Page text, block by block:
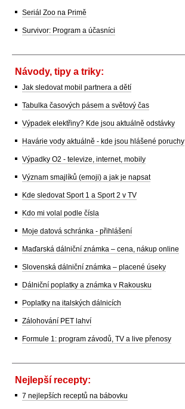
Seriál Zoo na Primě
Survivor: Program a účasníci
Návody, tipy a triky:
Jak sledovat mobil partnera a dětí
Tabulka časových pásem a světový čas
Výpadek elektřiny? Kde jsou aktuálně odstávky
Havárie vody aktuálně - kde jsou hlášené poruchy
Výpadky O2 - televize, internet, mobily
Význam smajlíků (emoji) a jak je napsat
Kde sledovat Sport 1 a Sport 2 v TV
Kdo mi volal podle čísla
Moje datová schránka - přihlášení
Maďarská dálniční známka – cena, nákup online
Slovenská dálniční známka – placené úseky
Dálniční poplatky a známka v Rakousku
Poplatky na italských dálnicích
Zálohování PET lahví
Formule 1: program závodů, TV a live přenosy
Nejlepší recepty:
7 nejlepších receptů na bábovku